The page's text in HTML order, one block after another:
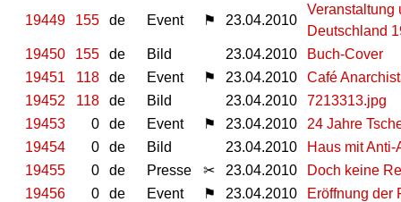
19449 155 de Event ⚑ 23.04.2010
Veranstaltung
Deutschland
19450
155 de Bild 23.04.2010
Buch-Cover
19451
118 de Event ⚑ 23.04.2010
Café
19452
118 de Bild 23.04.2010
7213313.jpg
19453
0 de Event ⚑ 23.04.2010
24 Jahre
19454
0 de Bild 23.04.2010
Haus mit
19455
0 de Presse ✂ 23.04.2010
Doch keine
19456
0 de Event ⚑ 23.04.2010
Eröffnung der